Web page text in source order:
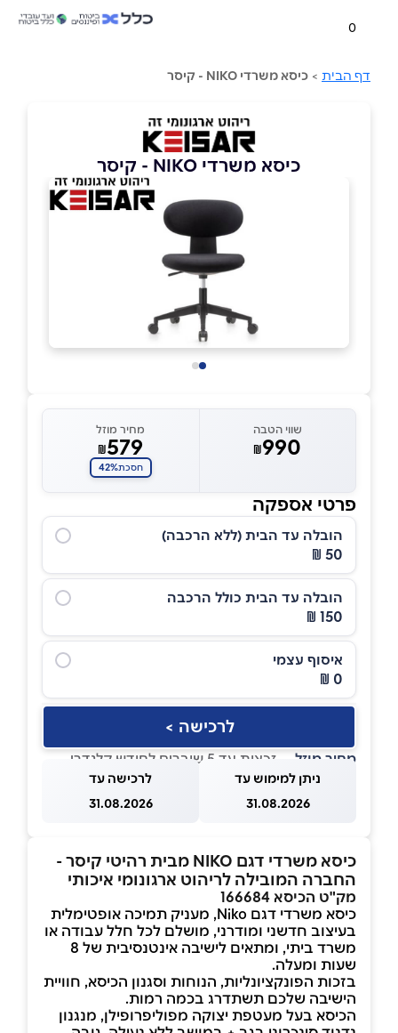
0
דף הבית > כיסא משרדי NIKO - קיסר
כיסא משרדי NIKO - קיסר
שווי הטבה
₪990
מחיר מוזל
₪579
חסכת42%
פרטי אספקה
הובלה עד הבית (ללא הרכבה)
50 ₪
הובלה עד הבית כולל הרכבה
150 ₪
איסוף עצמי
0 ₪
לרכישה >
מחיר מוזל — זכאות עד 5 שוברים לחודש קלנדרי
ניתן למימוש עד
31.08.2026
לרכישה עד
31.08.2026
כיסא משרדי דגם NIKO מבית רהיטי קיסר -
החברה המובילה לריהוט ארגונומי איכותי
מק"ט הכיסא 166684
כיסא משרדי דגם Niko, מעניק תמיכה אופטימלית
בעיצוב חדשני ומודרני, מושלם לכל חלל עבודה או
משרד ביתי, ומתאים לישיבה אינטנסיבית של 8
שעות ומעלה.
בזכות הפונקציונליות, הנוחות וסגנון הכיסא, חוויית
הישיבה שלכם תשתדרג בכמה רמות.
הכיסא בעל מעטפת יצוקה מפוליפרופילן, מנגנון